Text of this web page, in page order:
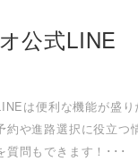
公式LINE
は便利な機能が盛
約や進路選択に役立つ
質問もできます！･･･